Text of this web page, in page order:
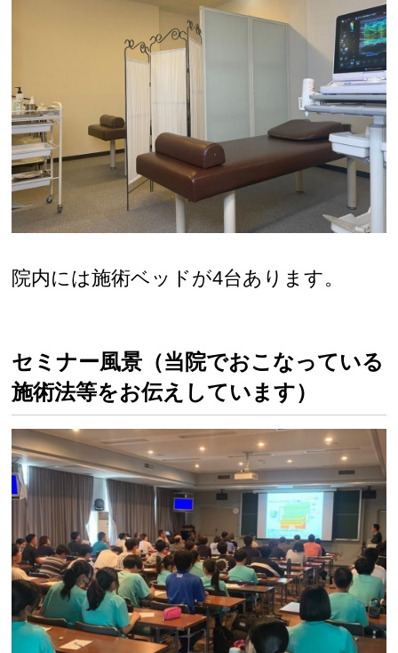
院内には施術ベッドが4台あります。
セミナー風景（当院でおこなっている
施術法等をお伝えしています）